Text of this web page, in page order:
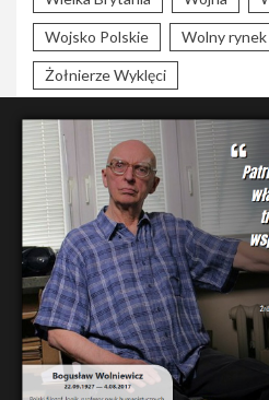
Wojsko Polskie Wolny rynek
Żołnierze Wyklęci